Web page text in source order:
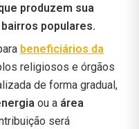
produzem sua
populares.
beneficiários da
religiosos e órgãos
de forma gradual,
ou a área
será